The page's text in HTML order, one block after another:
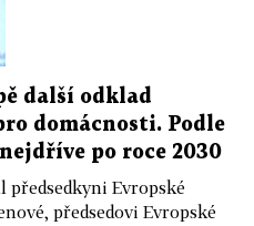
další odklad
domácnosti. Podle
po roce 2030
předsedkyni Evropské
předsedovi Evropské